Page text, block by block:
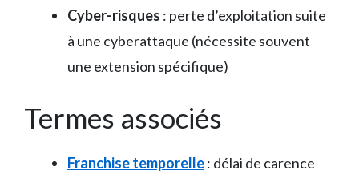
Cyber-risques : perte d’exploitation suite
à une cyberattaque (nécessite souvent
une extension spécifique)
Termes associés
Franchise temporelle: délai de carence